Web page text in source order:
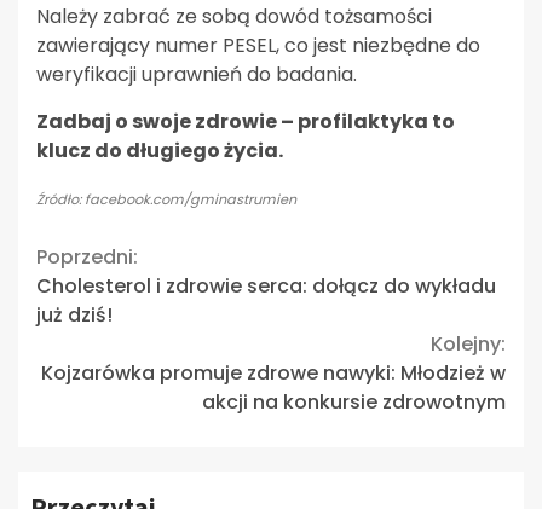
Należy zabrać ze sobą dowód tożsamości
zawierający numer PESEL, co jest niezbędne do
weryfikacji uprawnień do badania.
Zadbaj o swoje zdrowie – profilaktyka to
klucz do długiego życia.
Źródło: facebook.com/gminastrumien
Continue
Reading
Poprzedni:
Cholesterol i zdrowie serca: dołącz do wykładu
już dziś!
Kolejny:
Kojzarówka promuje zdrowe nawyki: Młodzież w
akcji na konkursie zdrowotnym